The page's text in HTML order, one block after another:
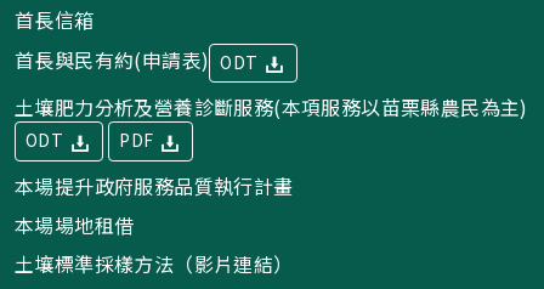
首長信箱
首長與民有約(申請表) ODT
土壤肥力分析及營養診斷服務(本項服務以苗栗縣農民為主)
ODT PDF
本場提升政府服務品質執行計畫
本場場地租借
土壤標準採樣方法（影片連結）